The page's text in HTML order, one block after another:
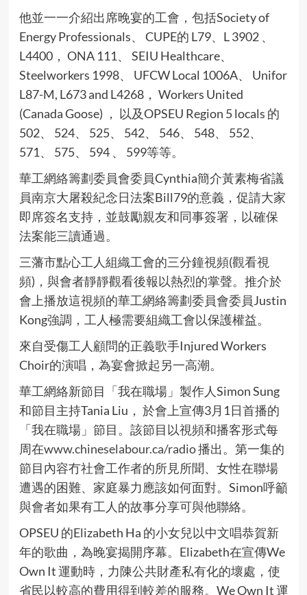
他並一一介紹出席晚宴的工會，包括Society of
Energy Professionals、 CUPE的 L79、L 3902 、
L4400， ONA 111、 SEIU Healthcare、
Steelworkers 1998、 UFCW Local 1006A、 Unifor
L87-M, L673 and L4268， Workers United
(Canada Goose) ， 以及OPSEU Region 5 locals 的
502、 524、 525、 542、 546、 548、 552、
571、 575、 594 、 599等等。
華工網絡籌劃委員會委員Cynthia簡介黃素梅省議
員南京大屠殺紀念日法案Bill79的意義，促請大家
即席簽名支持，並鼓勵親友和同事簽署，以確保
法案能三讀通過。
三藩市點心工人組織工會的三分鐘視頻(觀看視
頻)，與會者靜靜觀看後報以熱烈的掌聲。推介於
會上播放這視頻的華工網絡籌劃委員會委員Justin
Kong強調，工人極需要組織工會以保護權益。
來自受傷工人顧問的正義歌手Injured Workers
Choir的演唱，為宴會掀起另一高潮。
華工網絡新節目「我在職場」製作人Simon Sung
和節目主持Tania Liu， 於會上宣傳3月1日首播的
「我在職場」節目。該節目以視頻和播客形式每
周在www.chineselabour.ca/radio播出。第一集的
節目內容冇社會工作者的所見所聞、女性在聯場
遭遇的困難、家庭暴力應該如何面對。Simon呼籲
與會者如果有工人的故事分享可與他聯絡。
OPSEU 的Elizabeth Ha 的小女兒以中文唱恭賀新
年的歌曲，為晚宴揭開序幕。Elizabeth在宣傳We
Own It 運動時，力陳公共財產私有化的壞處，使
省民以較高的費用得到較差的服務。We Own It 運